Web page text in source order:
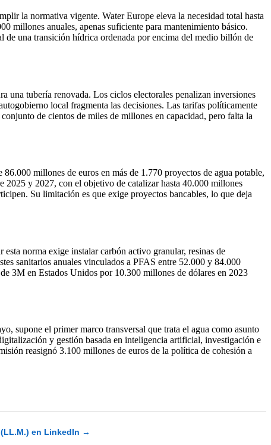
la normativa vigente. Water Europe eleva la necesidad total hasta
millones anuales, apenas suficiente para mantenimiento básico.
de una transición hídrica ordenada por encima del medio billón de
tubería renovada. Los ciclos electorales penalizan inversiones
local fragmenta las decisiones. Las tarifas políticamente
de cientos de miles de millones en capacidad, pero falta la
millones de euros en más de 1.770 proyectos de agua potable,
2025 y 2027, con el objetivo de catalizar hasta 40.000 millones
Su limitación es que exige proyectos bancables, lo que deja
norma exige instalar carbón activo granular, resinas de
sanitarios anuales vinculados a PFAS entre 52.000 y 84.000
3M en Estados Unidos por 10.300 millones de dólares en 2023
supone el primer marco transversal que trata el agua como asunto
y gestión basada en inteligencia artificial, investigación e
reasignó 3.100 millones de euros de la política de cohesión a
en LinkedIn →